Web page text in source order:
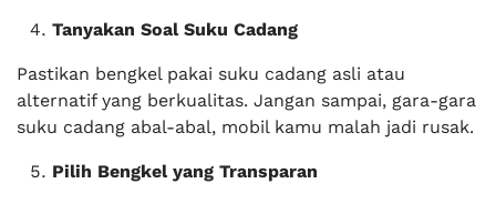
Tanyakan Soal Suku Cadang
Pastikan bengkel pakai suku cadang asli atau
alternatif yang berkualitas. Jangan sampai, gara-gara
suku cadang abal-abal, mobil kamu malah jadi rusak.
Pilih Bengkel yang Transparan